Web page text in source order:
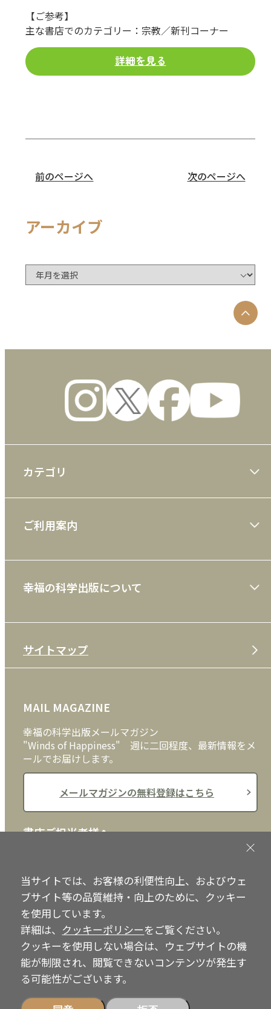
【ご参考】
主な書店でのカテゴリー：宗教／新刊コーナー
詳細を見る
前のページへ 次のページへ
アーカイブ
カテゴリ
雑誌
CD
DVD・ブルーレイ
外国語
ご利用案内
利用規約
特定商取引法
プライバシーポリシー
クッキーポリシー
幸福の科学出版について
メディア・ライブラリー
サイトマップ
MAIL MAGAZINE
幸福の科学出版メールマガジン
"Winds of Happiness" 週に二回程度、最新情報をメ
ールでお届けします。
メールマガジンの無料登録はこちら
書店ご担当者様へ
い。
書店ご担当者様へ
Copyright © IRH Press Co.,Ltd. All Rights Reserved.
当サイトでは、お客様の利便性向上、およびウェ
ブサイト等の品質維持・向上のために、クッキー
を使用しています。
詳細は、 クッキーポリシーをご覧ください。
クッキーを使用しない場合は、ウェブサイトの機
能が制限され、閲覧できないコンテンツが発生す
る可能性がございます。